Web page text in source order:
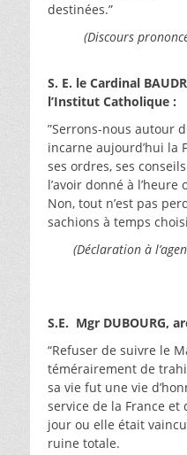
destinées.”
(Discours
S. E. le Cardinal
l’Institut Catholique :
”Serrons-nous autour
incarne aujourd’hui la
ses ordres, ses
l’avoir donné à
Non, tout n’est pas
sachions à temps
(Déclaration à
S.E. Mgr DUBOURG,
“Refuser de suivre le
témérairement de
sa vie fut une vie
service de la France et
jour ou elle était
ruine totale.